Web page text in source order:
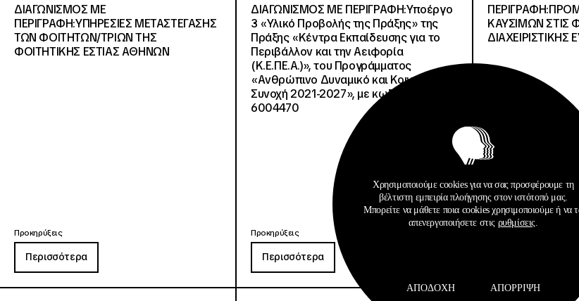
ΔΙΑΓΩΝΙΣΜΟΣ ΜΕ
ΠΕΡΙΓΡΑΦΗ:ΥΠΗΡΕΣΙΕΣ METAΣΤΕΓΑΣΗΣ
ΤΩΝ ΦΟΙΤΗΤΩΝ/ΤΡΙΩΝ ΤΗΣ
ΦΟΙΤΗΤΙΚΗΣ ΕΣΤΙΑΣ ΑΘΗΝΩΝ
Προκηρύξεις
Περισσότερα
ΔΙΑΓΩΝΙΣΜΟΣ ΜΕ ΠΕΡΙΓΡΑΦΗ:Υποέργο
3 «Υλικό Προβολής της Πράξης» της
Πράξης «Κέντρα Εκπαίδευσης για το
Περιβάλλον και την Αειφορία
(Κ.Ε.ΠΕ.Α.)», του Προγράμματος
«Ανθρώπινο Δυναμικό και Κοινωνική
Συνοχή 2021-2027», με κωδικό ΟΠΣ
6004470
Προκηρύξεις
Περισσότερα
ΚΑΥΣΙΜΩΝ ΣΤΙΣ
ΔΙΑΧΕΙΡΙΣΤΙΚΗΣ
Χρησιμοποιούμε cookies για να σας προσφέρουμε τη
βέλτιστη εμπειρία πλοήγησης στον ιστότοπό μας.
Μπορείτε να μάθετε ποια cookies χρησιμοποιούμε ή να
απενεργοποιήσετε στις ρυθμίσεις
ΑΠΟΔΟΧΉ ΑΠΌΡΡΙΨΗ